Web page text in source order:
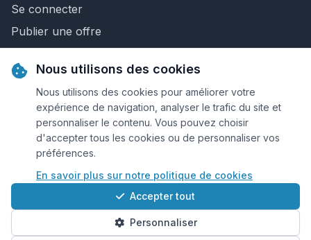
Se connecter
Publier une offre
Nous contacter
© 2026 Keejob.com. Tous droits réservés.
Conditions et règlement
Cookies
Qui sommes-nous?
Nous utilisons des cookies
Nous utilisons des cookies pour améliorer votre
expérience de navigation, analyser le trafic du site et
personnaliser le contenu. Vous pouvez choisir
d'accepter tous les cookies ou de personnaliser vos
préférences.
En savoir plus sur notre politique de cookies
Accepter tout
Personnaliser